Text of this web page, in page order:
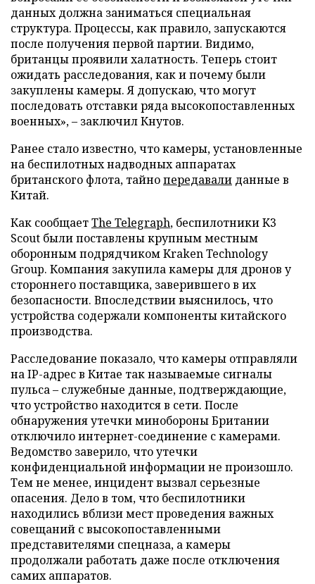
данных должна заниматься специальная
структура. Процессы, как правило, запускаются
после получения первой партии. Видимо,
британцы проявили халатность. Теперь стоит
ожидать расследования, как и почему были
закуплены камеры. Я допускаю, что могут
последовать отставки ряда высокопоставленных
военных», – заключил Кнутов.
Ранее стало известно, что камеры, установленные
на беспилотных надводных аппаратах
британского флота, тайнопередавали данные в
Китай.
Как сообщаетThe Telegraph, беспилотники K3
Scout были поставлены крупным местным
оборонным подрядчиком Kraken Technology
Group. Компания закупила камеры для дронов у
стороннего поставщика, заверившего в их
безопасности. Впоследствии выяснилось, что
устройства содержали компоненты китайского
производства.
Расследование показало, что камеры отправляли
на IP-адрес в Китае так называемые сигналы
пульса – служебные данные, подтверждающие,
что устройство находится в сети. После
обнаружения утечки минобороны Британии
отключило интернет-соединение с камерами.
Ведомство заверило, что утечки
конфиденциальной информации не произошло.
Тем не менее, инцидент вызвал серьезные
опасения. Дело в том, что беспилотники
находились вблизи мест проведения важных
совещаний с высокопоставленными
представителями спецназа, а камеры
продолжали работать даже после отключения
самих аппаратов.